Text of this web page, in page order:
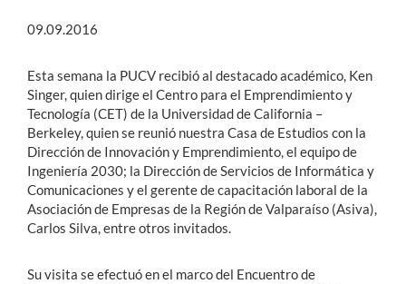
09.09.2016
Esta semana la PUCV recibió al destacado académico, Ken
Singer, quien dirige el Centro para el Emprendimiento y
Tecnología (CET) de la Universidad de California –
Berkeley, quien se reunió nuestra Casa de Estudios con la
Dirección de Innovación y Emprendimiento, el equipo de
Ingeniería 2030; la Dirección de Servicios de Informática y
Comunicaciones y el gerente de capacitación laboral de la
Asociación de Empresas de la Región de Valparaíso (Asiva),
Carlos Silva, entre otros invitados.
Su visita se efectuó en el marco del Encuentro de